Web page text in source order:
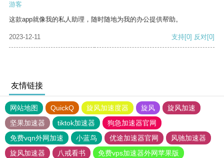
游客
这款app就像我的私人助理，随时随地为我的办公提供帮助。
2023-12-11 支持[0] 反对[0]
友情链接
网站地图 QuickQ 旋风加速度器 旋风
旋风加速
坚果加速器
tiktok加速器
狗急加速器官网
免费vqn外网加速
小蓝鸟 优途加速器官网
风驰加速器
旋风加速器
八戒看书
免费vps加速器外网苹果版